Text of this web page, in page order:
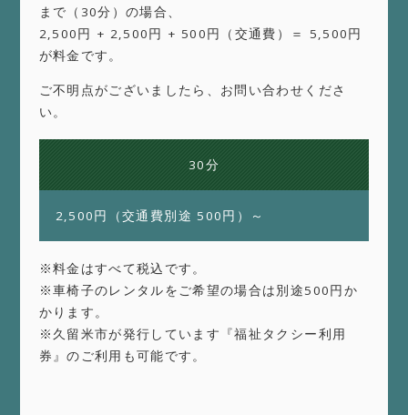
まで（30分）の場合、
2,500円 + 2,500円 + 500円（交通費）＝ 5,500円
が料金です。
ご不明点がございましたら、お問い合わせくださ
い。
30分
2,500円（交通費別途 500円）～
※料金はすべて税込です。
※車椅子のレンタルをご希望の場合は別途500円か
かります。
※久留米市が発行しています『福祉タクシー利用
券』のご利用も可能です。